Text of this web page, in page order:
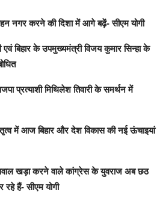
नगर करने की दिशा में आगे बढ़ें- सीएम योगी
बिहार के उपमुख्यमंत्री विजय कुमार सिन्हा के
प्रत्याशी मिथिलेश तिवारी के समर्थन में
में आज बिहार और देश विकास की नई ऊंचाइयां
खड़ा करने वाले कांग्रेस के युवराज अब छठ
हैं- सीएम योगी